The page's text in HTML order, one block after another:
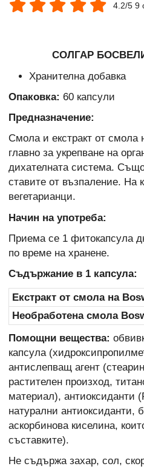
4.2/5 9
СОЛГАР
Хранителна добавка
Опаковка: 60 капсули
Предназначение:
Смола и екстракт от смола
главно за укрепване на
дихателната система.
ставите от възпаление. На
вегетарианци.
Начин на употреба:
Приема се 1 фитокапсула
по време на хранене.
Съдържание в 1 капсула:
Екстракт от смола на
Необработена смола
Помощни вещества:
капсула
антислепващ агент
растителен произход,
материал), антиоксиданти
натурални антиоксиданти,
аскорбинова киселина,
съставките).
Не съдържа захар, сол,